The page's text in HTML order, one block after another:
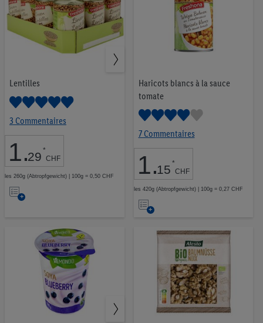
liste
d’envies
d’envies
Lentilles
3 Commentaires
1.29 *
CHF
les 260g (Abtropfgewicht) | 100g = 0,50 CHF
Ajouter
liste
d’envies
Haricots blancs à la sauce
tomate
7 Commentaires
1.15 *
CHF
les 420g (Abtropfgewicht) | 100g = 0,27 CHF
Ajouter
d’envies
1,00 CHF
Freshona
4
Vemondo
Crownfield
1
Golden Sun
1